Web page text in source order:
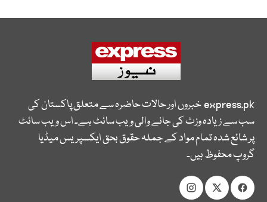
express.pkخبروں اور حالات حاضرہ سے متعلق پاکستان کی
سب سے زیادہ وزٹ کی جانے والی ویب سائٹ ہے۔ اس ویب سائٹ
پر شائع شدہ تمام مواد کے جملہ حقوق بحق ایکسپریس میڈیا
گروپ محفوظ ہیں۔